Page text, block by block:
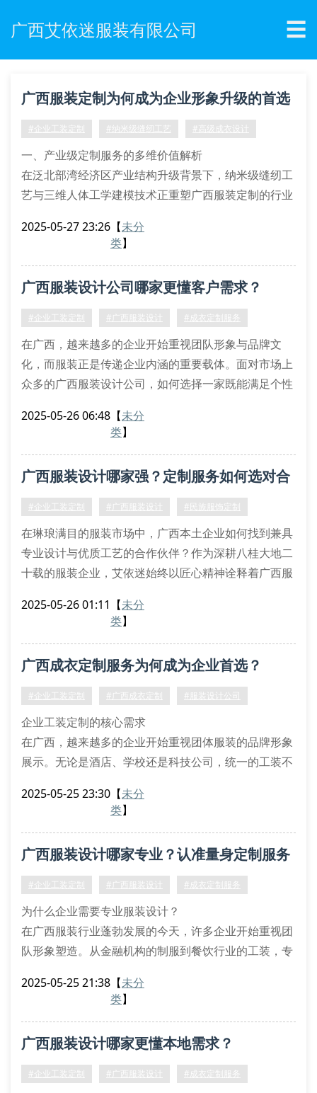
广西艾依迷服装有限公司 ☰
广西服装定制为何成为企业形象升级的首选
方案？
#企业工装定制 #纳米级缝纫工艺 #高级成衣设计
一、产业级定制服务的多维价值解析
在泛北部湾经济区产业结构升级背景下，纳米级缝纫工
艺与三维人体工学建模技术正重塑广西服装定制的行业
子级筛选，结合非接触式量体系统生成的毫米级数据
企业工装的功能性透气指数提升至行业基准的1.8倍。
二、参数化设计在团体定
2025-05-27 23:26 【未分
类】
广西服装设计公司哪家更懂客户需求？
#企业工装定制 #广西服装设计 #成衣定制服务
在广西，越来越多的企业开始重视团队形象与品牌文
化，而服装正是传递企业内涵的重要载体。面对市场上
众多的广西服装设计公司，如何选择一家既能满足个性
装有限公司用十年行业经验给出了答案。
全程跟进客户需求。针对不同行业特性，如酒店工装、
企业团体制服或活动主题服饰，团队会提供专
2025-05-26 06:48 【未分
类】
广西服装设计哪家强？定制服务如何选对合
作方？
#企业工装定制 #广西服装设计 #民族服饰定制
在琳琅满目的服装市场中，广西本土企业如何找到兼具
专业设计与优质工艺的合作伙伴？作为深耕八桂大地二
十载的服装企业，艾依迷始终以匠心精神诠释着广西服
定制流程中的关键细节
星级酒店设计的工装系列，在保留壮族织锦元素的同
时，创新采用透气性更强的苎麻混纺面料，使员工着装
2025-05-26 01:11 【未分
类】
广西成衣定制服务为何成为企业首选？
#企业工装定制 #广西成衣定制 #服装设计公司
企业工装定制的核心需求
在广西，越来越多的企业开始重视团体服装的品牌形象
展示。无论是酒店、学校还是科技公司，统一的工装不
对品牌的认知。以广西艾依迷服装有限公司为例，其定
从设计到交付的四大优势
第一，设计师团队会根据行业特性提供版型优化方案，
2025-05-25 23:30 【未分
类】
广西服装设计哪家专业？认准量身定制服务
#企业工装定制 #广西服装设计 #成衣定制服务
为什么企业需要专业服装设计？
在广西服装行业蓬勃发展的今天，许多企业开始重视团
队形象塑造。从金融机构的制服到餐饮行业的工装，专
工归属感。以南宁某连锁酒店为例，通过定制带有壮锦
精准尺寸测量：采用三维量体技术，记录肩宽、袖长等
12项身体数据
2025-05-25 21:38 【未分
类】
广西服装设计哪家更懂本地需求？
#企业工装定制 #广西服装设计 #成衣定制服务